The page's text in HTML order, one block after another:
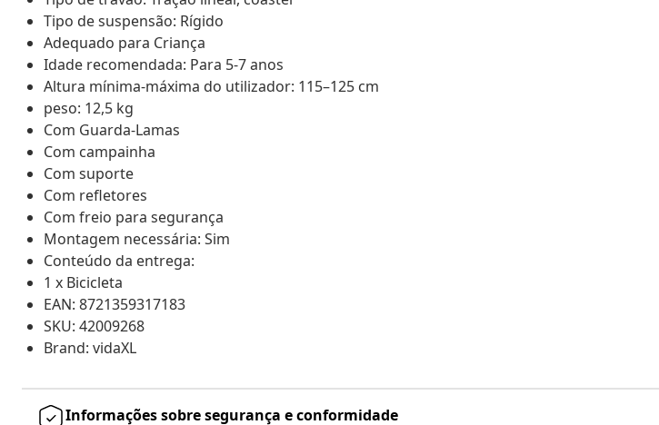
Tipo de suspensão: Rígido
Adequado para Criança
Idade recomendada: Para 5-7 anos
Altura mínima-máxima do utilizador: 115–125 cm
peso: 12,5 kg
Com Guarda-Lamas
Com campainha
Com suporte
Com refletores
Com freio para segurança
Montagem necessária: Sim
Conteúdo da entrega:
1 x Bicicleta
EAN: 8721359317183
SKU: 42009268
Brand: vidaXL
Informações sobre segurança e conformidade